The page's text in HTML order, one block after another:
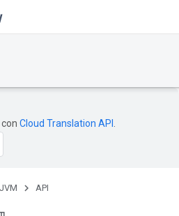
Cloud Translation API
JVM API